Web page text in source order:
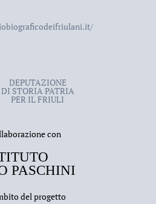
DEPUTAZIONE
DI STORIA PATRIA
PER IL FRIULI
con
del progetto